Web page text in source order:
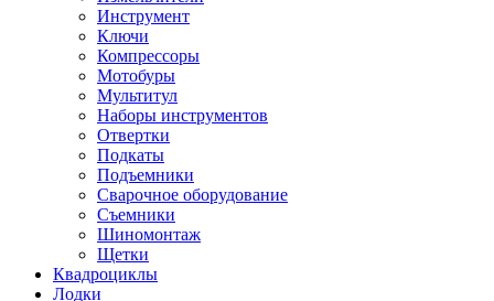
Инструмент
Ключи
Компрессоры
Мотобуры
Мультитул
Наборы инструментов
Отвертки
Подкаты
Подъемники
Сварочное оборудование
Съемники
Шиномонтаж
Щетки
Квадроциклы
Лодки